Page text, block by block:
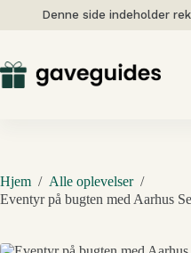
Denne side indeholder
Hjem / Alle oplevelser /
Eventyr på bugten med Aarhus